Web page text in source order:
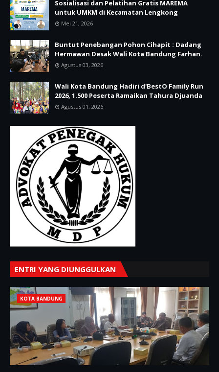
Sosialisasi dan Pelatihan Gratis MAREMA
untuk UMKM di Kecamatan Lengkong
Mei 21, 2026
Buntut Penebangan Pohon Cihapit : Dadang
Hermawan Desak Wali Kota Bandung Farhan.
Agustus 03, 2026
Wali Kota Bandung Hadiri d'BestO Family Run
2026, 1.500 Peserta Ramaikan Tahura Djuanda
Agustus 01, 2026
ENTRI YANG DIUNGGULKAN
KOTA BANDUNG